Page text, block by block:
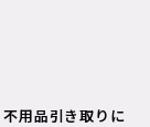
用品引き取りに